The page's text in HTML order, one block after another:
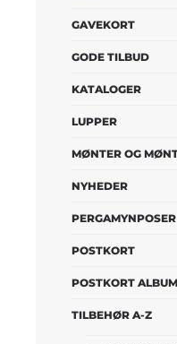
GAVEKORT
GODE TILBUD
KATALOGER
LUPPER
MØNTER OG
NYHEDER
PERGAMYNPOSER
POSTKORT
POSTKORT
TILBEHØR A-Z